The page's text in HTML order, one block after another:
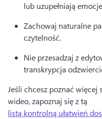
lub uzupełniają
Zachowaj naturalne
czytelność.
Nie przesadzaj z
transkrypcja
Jeśli chcesz poznać
wideo, zapoznaj się z tą
listą kontrolną ułatwień